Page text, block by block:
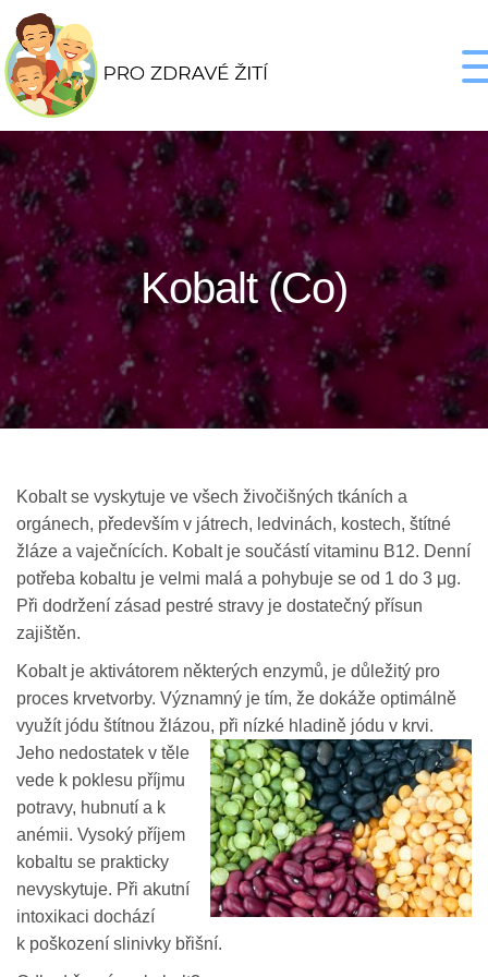
Kobalt (Co)
Kobalt se vyskytuje ve všech živočišných tkáních a
orgánech, především v játrech, ledvinách, kostech, štítné
žláze a vaječnících. Kobalt je součástí vitaminu B12. Denní
potřeba kobaltu je velmi malá a pohybuje se od 1 do 3 μg.
Při dodržení zásad pestré stravy je dostatečný přísun
zajištěn.
Kobalt je aktivátorem některých enzymů, je důležitý pro
proces krvetvorby. Významný je tím, že dokáže optimálně
využít jódu štítnou žlázou, při nízké hladině jódu v krvi.
Jeho nedostatek v těle
vede k poklesu příjmu
potravy, hubnutí a k
anémii. Vysoký příjem
kobaltu se prakticky
nevyskytuje. Při akutní
intoxikaci dochází
k poškození slinivky břišní.